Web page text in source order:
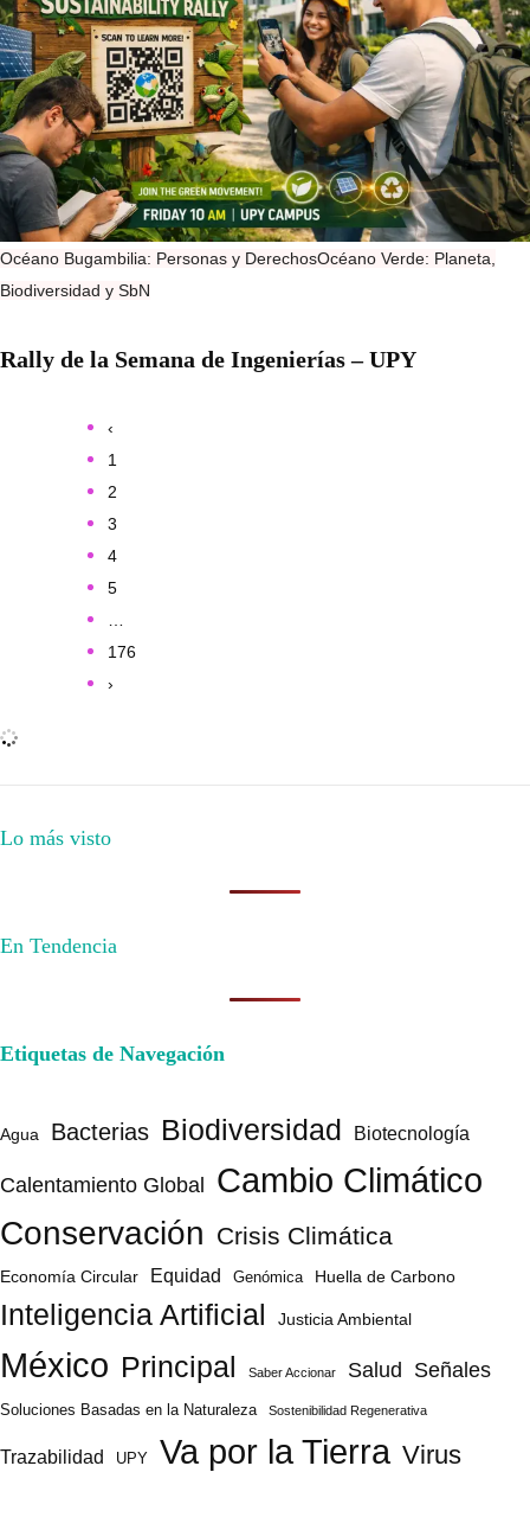
Océano Bugambilia: Personas y DerechosOcéano Verde: Planeta,
Biodiversidad y SbN
Rally de la Semana de Ingenierías – UPY
‹
1
2
3
4
5
176
›
Lo más visto
En Tendencia
Etiquetas de Navegación
Agua Bacterias Biodiversidad Biotecnología
Calentamiento Global Cambio Climático
Conservación Crisis Climática
Economía Circular Equidad Genómica Huella de Carbono
Inteligencia Artificial Justicia Ambiental
México Principal Saber Accionar Salud Señales
Soluciones Basadas en la Naturaleza Sostenibilidad Regenerativa
Trazabilidad UPY Va por la Tierra Virus